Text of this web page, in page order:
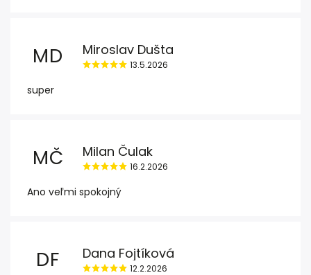
MD Miroslav Dušta
13.5.2026
super
MČ Milan Čulak
16.2.2026
Ano veľmi spokojný
DF Dana Fojtíková
12.2.2026